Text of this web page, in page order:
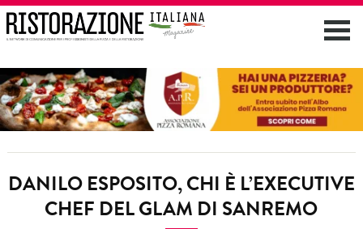
DANILO ESPOSITO, CHI È L’EXECUTIVE
CHEF DEL GLAM DI SANREMO